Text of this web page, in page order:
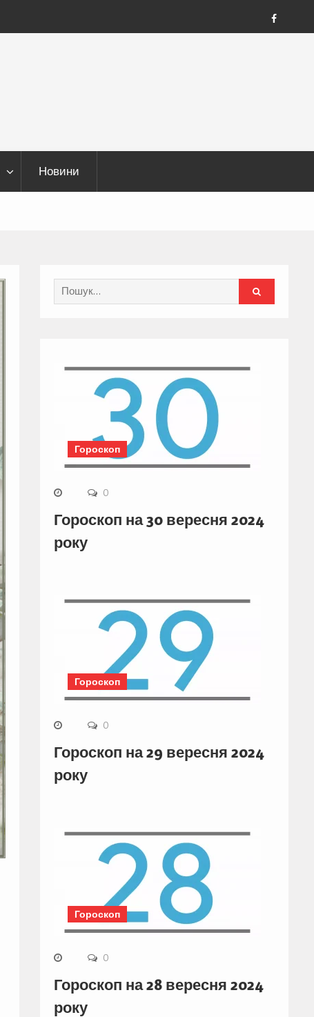
FB
Новини
Search
for:
Гороскоп
0
Гороскоп на 30 вересня 2024
року
Гороскоп
0
Гороскоп на 29 вересня 2024
року
Гороскоп
0
Гороскоп на 28 вересня 2024
року